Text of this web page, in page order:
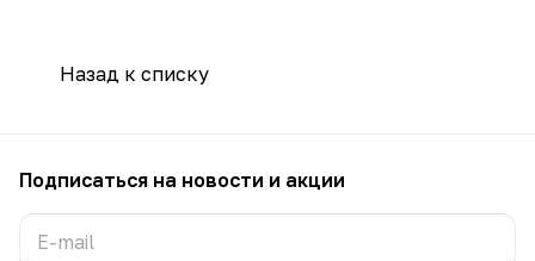
Назад к списку
Подписаться на новости и акции